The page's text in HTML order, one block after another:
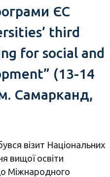
ЄС
third
for social and
(13-14
Самарканд,
візит Національних
вищої освіти
Міжнародного